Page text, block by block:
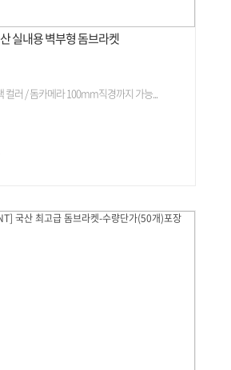
실내용 벽부형 돔브라켓
컬러 / 돔카메라 100mm직경까지 가능...